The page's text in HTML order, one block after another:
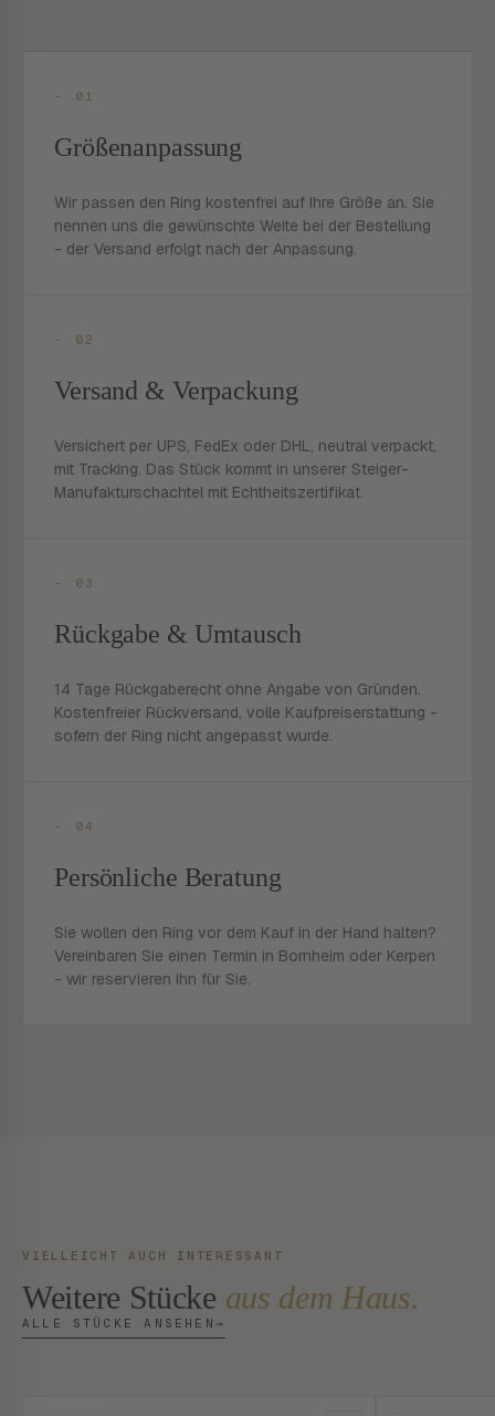
- 01
Größenanpassung
Wir passen den Ring kostenfrei auf Ihre Größe an. Sie
nennen uns die gewünschte Weite bei der Bestellung
- der Versand erfolgt nach der Anpassung.
- 02
Versand & Verpackung
Versichert per UPS, FedEx oder DHL, neutral verpackt,
mit Tracking. Das Stück kommt in unserer Steiger-
Manufakturschachtel mit Echtheitszertifikat.
- 03
Rückgabe & Umtausch
14 Tage Rückgaberecht ohne Angabe von Gründen.
Kostenfreier Rückversand, volle Kaufpreiserstattung -
sofern der Ring nicht angepasst wurde.
- 04
Persönliche Beratung
Sie wollen den Ring vor dem Kauf in der Hand halten?
Vereinbaren Sie einen Termin in Bornheim oder Kerpen
- wir reservieren ihn für Sie.
VIELLEICHT AUCH INTERESSANT
Weitere Stücke aus dem Haus.
ALLE STÜCKE ANSEHEN →